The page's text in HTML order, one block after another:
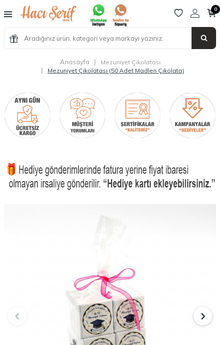
0
Anasayfa | Mezuniyet Çikolatası
| Mezuniyet Çikolatası (50 Adet Madlen Çikolata)